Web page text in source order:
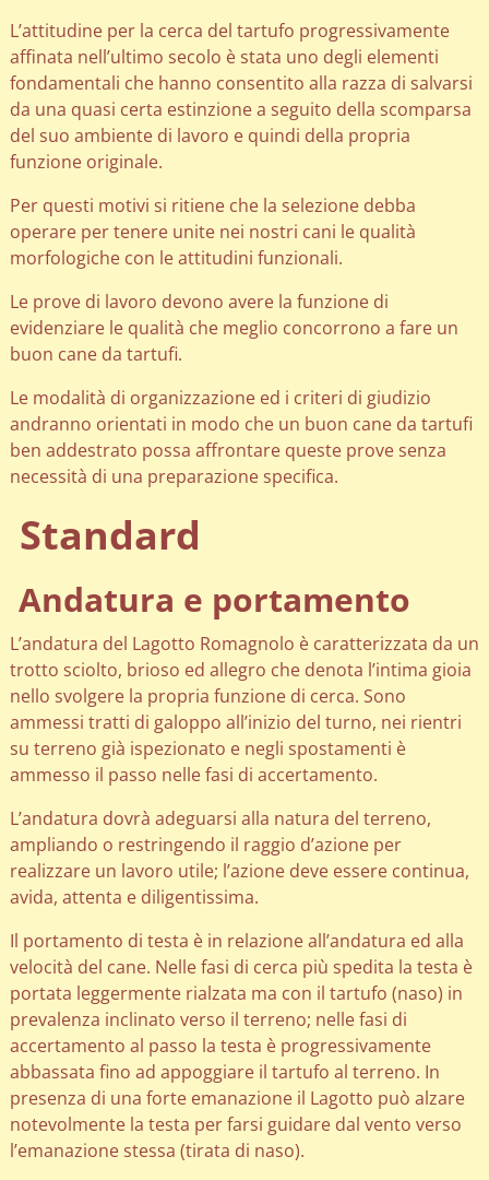
L’attitudine per la cerca del tartufo progressivamente
affinata nell’ultimo secolo è stata uno degli elementi
fondamentali che hanno consentito alla razza di salvarsi
da una quasi certa estinzione a seguito della scomparsa
del suo ambiente di lavoro e quindi della propria
funzione originale.
Per questi motivi si ritiene che la selezione debba
operare per tenere unite nei nostri cani le qualità
morfologiche con le attitudini funzionali.
Le prove di lavoro devono avere la funzione di
evidenziare le qualità che meglio concorrono a fare un
buon cane da tartufi.
Le modalità di organizzazione ed i criteri di giudizio
andranno orientati in modo che un buon cane da tartufi
ben addestrato possa affrontare queste prove senza
necessità di una preparazione specifica.
Standard
Andatura e portamento
L’andatura del Lagotto Romagnolo è caratterizzata da un
trotto sciolto, brioso ed allegro che denota l’intima gioia
nello svolgere la propria funzione di cerca. Sono
ammessi tratti di galoppo all’inizio del turno, nei rientri
su terreno già ispezionato e negli spostamenti è
ammesso il passo nelle fasi di accertamento.
L’andatura dovrà adeguarsi alla natura del terreno,
ampliando o restringendo il raggio d’azione per
realizzare un lavoro utile; l’azione deve essere continua,
avida, attenta e diligentissima.
Il portamento di testa è in relazione all’andatura ed alla
velocità del cane. Nelle fasi di cerca più spedita la testa è
portata leggermente rialzata ma con il tartufo (naso) in
prevalenza inclinato verso il terreno; nelle fasi di
accertamento al passo la testa è progressivamente
abbassata fino ad appoggiare il tartufo al terreno. In
presenza di una forte emanazione il Lagotto può alzare
notevolmente la testa per farsi guidare dal vento verso
l’emanazione stessa (tirata di naso).